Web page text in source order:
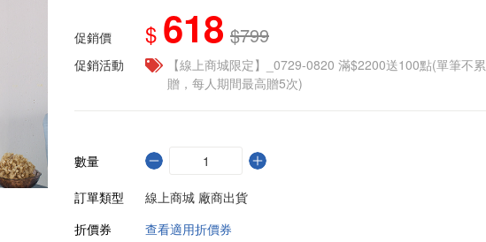
促銷價 $ 618 $799
促銷活動
【線上商城限定】_0729-0820 滿$2200送100點(單筆不累
贈，每人期間最高贈5次)
數量
訂單類型
線上商城 廠商出貨
折價券
查看適用折價券